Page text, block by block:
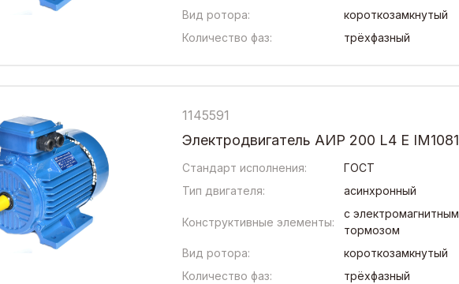
Вид ротора:
короткозамкнутый
Количество фаз:
трёхфазный
1145591
Электродвигатель АИР 200 L4 Е IM1081
Стандарт исполнения:
ГОСТ
Тип двигателя:
асинхронный
Конструктивные элементы:
с электромагнитным
тормозом
Вид ротора:
короткозамкнутый
Количество фаз:
трёхфазный